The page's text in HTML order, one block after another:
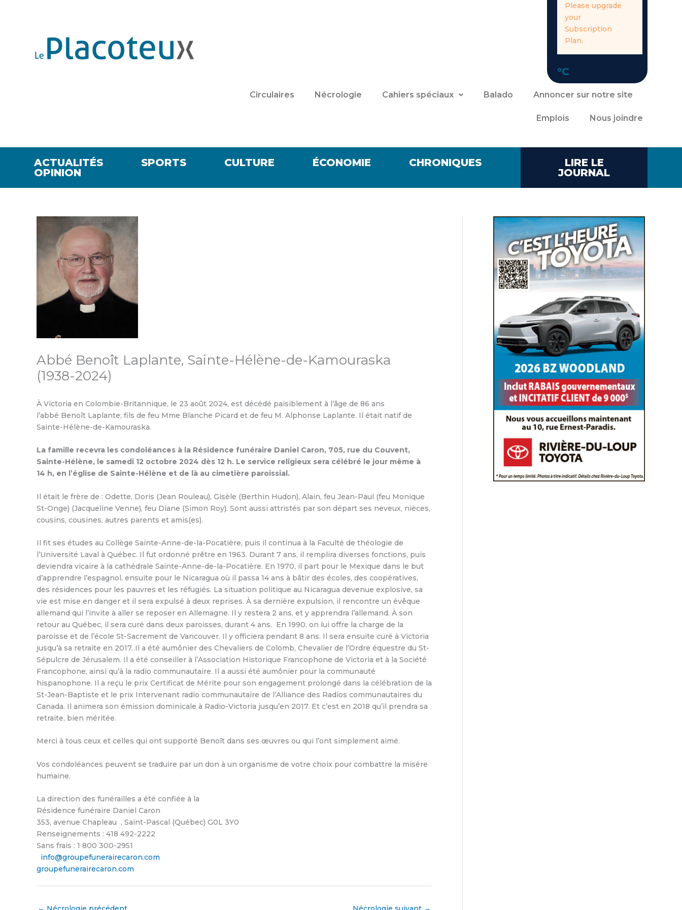
Please upgrade
your
Subscription
Plan.
°C
Circulaires Nécrologie Cahiers spéciaux Balado Annoncer sur notre site
Emplois Nous joindre
ACTUALITÉS SPORTS CULTURE ÉCONOMIE
CHRONIQUES
OPINION
LIRE LE
JOURNAL
Abbé Benoît Laplante, Sainte-Hélène-de-Kamouraska
(1938-2024)
À Victoria en Colombie-Britannique, le 23 août 2024, est décédé paisiblement à l’âge de 86 ans
l’abbé Benoît Laplante; fils de feu Mme Blanche Picard et de feu M. Alphonse Laplante. Il était natif de
Sainte-Hélène-de-Kamouraska.
La famille recevra les condoléances à la Résidence funéraire Daniel Caron, 705, rue du Couvent,
Sainte-Hélène, le samedi 12 octobre 2024 dès 12 h. Le service religieux sera célébré le jour même à
14 h, en l’église de Sainte-Hélène et de là au cimetière paroissial.
Il était le frère de : Odette, Doris (Jean Rouleau), Gisèle (Berthin Hudon), Alain, feu Jean-Paul (feu Monique
St-Onge) (Jacqueline Venne), feu Diane (Simon Roy). Sont aussi attristés par son départ ses neveux, nièces,
cousins, cousines, autres parents et amis(es).
Il fit ses études au Collège Sainte-Anne-de-la-Pocatière, puis il continua à la Faculté de théologie de
l’Université Laval à Québec. Il fut ordonné prêtre en 1963. Durant 7 ans, il remplira diverses fonctions, puis
deviendra vicaire à la cathédrale Sainte-Anne-de-la-Pocatière. En 1970, il part pour le Mexique dans le but
d’apprendre l’espagnol, ensuite pour le Nicaragua où il passa 14 ans à bâtir des écoles, des coopératives,
des résidences pour les pauvres et les réfugiés. La situation politique au Nicaragua devenue explosive, sa
vie est mise en danger et il sera expulsé à deux reprises. À sa dernière expulsion, il rencontre un évêque
allemand qui l’invite à aller se reposer en Allemagne. Il y restera 2 ans, et y apprendra l’allemand. À son
retour au Québec, il sera curé dans deux paroisses, durant 4 ans. En 1990, on lui offre la charge de la
paroisse et de l’école St-Sacrement de Vancouver. Il y officiera pendant 8 ans. Il sera ensuite curé à Victoria
jusqu’à sa retraite en 2017. Il a été aumônier des Chevaliers de Colomb, Chevalier de l’Ordre équestre du St-
Sépulcre de Jérusalem. Il a été conseiller à l’Association Historique Francophone de Victoria et à la Société
Francophone, ainsi qu’à la radio communautaire. Il a aussi été aumônier pour la communauté
hispanophone. Il a reçu le prix Certificat de Mérite pour son engagement prolongé dans la célébration de la
St-Jean-Baptiste et le prix Intervenant radio communautaire de l’Alliance des Radios communautaires du
Canada. Il animera son émission dominicale à Radio-Victoria jusqu’en 2017. Et c’est en 2018 qu’il prendra sa
retraite, bien méritée.
Merci à tous ceux et celles qui ont supporté Benoît dans ses œuvres ou qui l’ont simplement aimé.
Vos condoléances peuvent se traduire par un don à un organisme de votre choix pour combattre la misère
humaine.
La direction des funérailles a été confiée à la
Résidence funéraire Daniel Caron
353, avenue Chapleau , Saint-Pascal (Québec) G0L 3Y0
Renseignements : 418 492-2222
Sans frais : 1 800 300-2951
info@groupefunerairecaron.com
groupefunerairecaron.com